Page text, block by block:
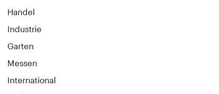
Handel
Industrie
Garten
Messen
International